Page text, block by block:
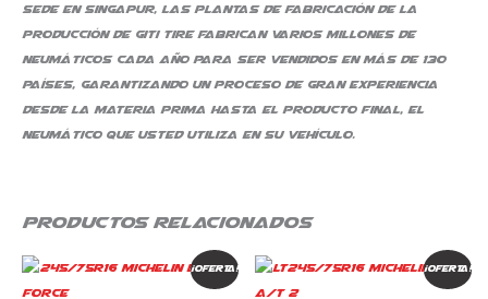
sede en Singapur, las plantas de fabricación de la
producción de Giti Tire fabrican varios millones de
neumáticos cada año para ser vendidos en más de 130
países, garantizando un proceso de gran experiencia
desde la materia prima hasta el producto final, el
neumático que usted utiliza en su vehículo.
Productos relacionados
¡Oferta!
El
El
precio
actual
¡Oferta!
El
El
precio
actual